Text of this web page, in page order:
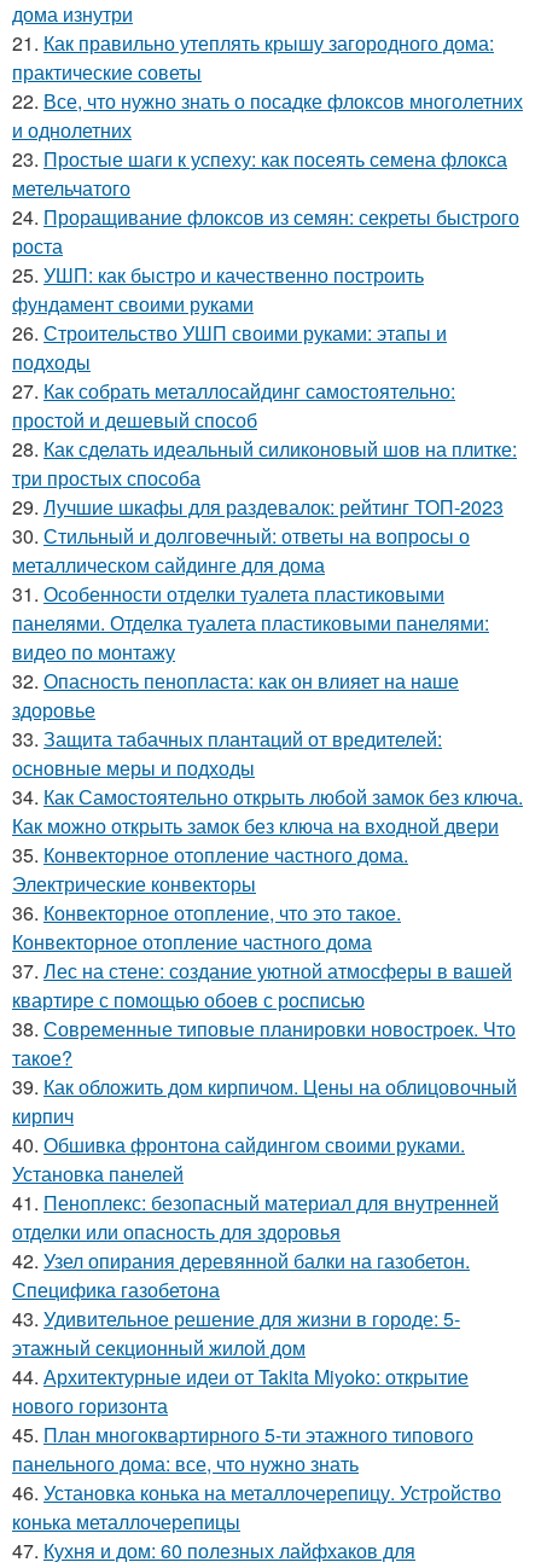
дома изнутри
21. Как правильно утеплять крышу загородного дома:
практические советы
22. Все, что нужно знать о посадке флоксов многолетних
и однолетних
23. Простые шаги к успеху: как посеять семена флокса
метельчатого
24. Проращивание флоксов из семян: секреты быстрого
роста
25. УШП: как быстро и качественно построить
фундамент своими руками
26. Строительство УШП своими руками: этапы и
подходы
27. Как собрать металлосайдинг самостоятельно:
простой и дешевый способ
28. Как сделать идеальный силиконовый шов на плитке:
три простых способа
29. Лучшие шкафы для раздевалок: рейтинг ТОП-2023
30. Стильный и долговечный: ответы на вопросы о
металлическом сайдинге для дома
31. Особенности отделки туалета пластиковыми
панелями. Отделка туалета пластиковыми панелями:
видео по монтажу
32. Опасность пенопласта: как он влияет на наше
здоровье
33. Защита табачных плантаций от вредителей:
основные меры и подходы
34. Как Самостоятельно открыть любой замок без ключа.
Как можно открыть замок без ключа на входной двери
35. Конвекторное отопление частного дома.
Электрические конвекторы
36. Конвекторное отопление, что это такое.
Конвекторное отопление частного дома
37. Лес на стене: создание уютной атмосферы в вашей
квартире с помощью обоев с росписью
38. Современные типовые планировки новостроек. Что
такое?
39. Как обложить дом кирпичом. Цены на облицовочный
кирпич
40. Обшивка фронтона сайдингом своими руками.
Установка панелей
41. Пеноплекс: безопасный материал для внутренней
отделки или опасность для здоровья
42. Узел опирания деревянной балки на газобетон.
Специфика газобетона
43. Удивительное решение для жизни в городе: 5-
этажный секционный жилой дом
44. Архитектурные идеи от Takita Miyoko: открытие
нового горизонта
45. План многоквартирного 5-ти этажного типового
панельного дома: все, что нужно знать
46. Установка конька на металлочерепицу. Устройство
конька металлочерепицы
47. Кухня и дом: 60 полезных лайфхаков для